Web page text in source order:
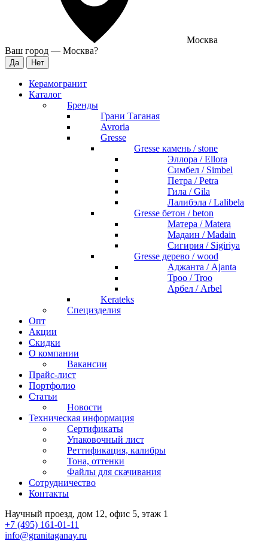
Москва
Ваш город — Москва?
Керамогранит
Каталог
Бренды
Грани Таганая
Avroria
Gresse
Gresse камень / stone
Эллора / Ellora
Симбел / Simbel
Петра / Petra
Гила / Gila
Лалибэла / Lalibela
Gresse бетон / beton
Матера / Matera
Мадаин / Madain
Сигирия / Sigiriya
Gresse дерево / wood
Аджанта / Ajanta
Троо / Troo
Арбел / Arbel
Kerateks
Специзделия
Опт
Акции
Скидки
О компании
Вакансии
Прайс-лист
Портфолио
Статьи
Новости
Техническая информация
Сертификаты
Упаковочный лист
Реттификация, калибры
Тона, оттенки
Файлы для cкачивания
Сотрудничество
Контакты
Научный проезд, дом 12, офис 5, этаж 1
+7 (495) 161-01-11
info@granitaganay.ru